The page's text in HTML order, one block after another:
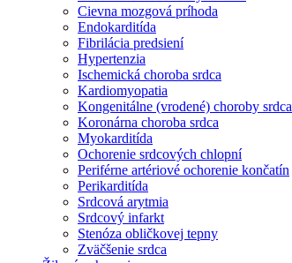
Cievna mozgová príhoda
Endokarditída
Fibrilácia predsiení
Hypertenzia
Ischemická choroba srdca
Kardiomyopatia
Kongenitálne (vrodené) choroby srdca
Koronárna choroba srdca
Myokarditída
Ochorenie srdcových chlopní
Periférne artériové ochorenie končatín
Perikarditída
Srdcová arytmia
Srdcový infarkt
Stenóza obličkovej tepny
Zväčšenie srdca